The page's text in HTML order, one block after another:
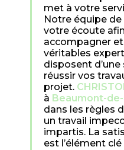
met à votre
Notre équipe
votre écoute
accompagner
véritables
disposent
réussir vos
projet.
à Beaumont-
dans les règles
un travail
impartis. La
est l’élément